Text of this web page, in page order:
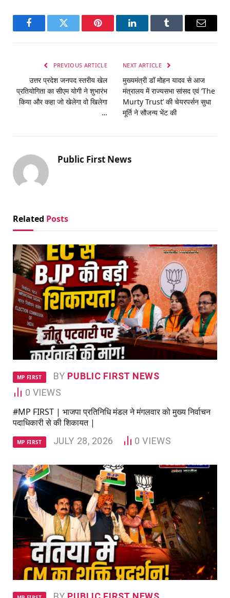
FacebookTwitter Pinterest LinkedInTumblr Email
PREVIOUS ARTICLE
उत्तर प्रदेश जनपद स्तरीय खेल
प्रतियोगिता का सीएम योगी ने शुभारंभ
किया और कहा जो खेलेगा वो खिलेगा
…
NEXT ARTICLE
मुख्यमंत्री डॉ मोहन यादव से आज
मंत्रालय में राज्यसभा सांसद एवं ‘The
Murty Trust’ की चेयरपर्सन सुधा
मूर्ति ने सौजन्य भेंट की
Public First News
Related Posts
MP FIRST BY PUBLIC FIRST NEWS
0 VIEWS
#MP FIRST | भाजपा प्रतिनिधि मंडल ने मंगलवार को मुख्य निर्वाचन
पदाधिकारी से की शिकायत |
MP FIRST JULY 28, 2026 0VIEWS